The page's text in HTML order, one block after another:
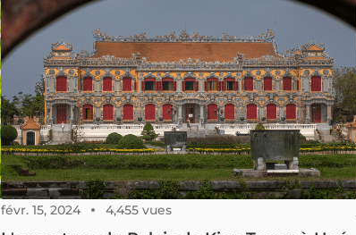
févr. 15, 2024 4,455 vues